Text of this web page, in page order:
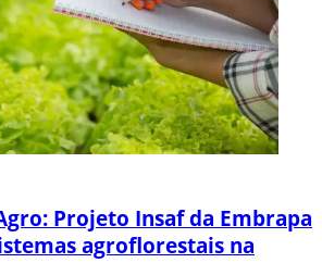
Projeto Insaf da Embrapa
agroflorestais na